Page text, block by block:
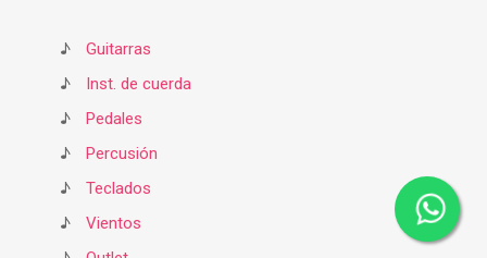
♪
Guitarras
♪
Inst. de cuerda
♪
Pedales
♪
Percusión
♪
Teclados
♪
Vientos